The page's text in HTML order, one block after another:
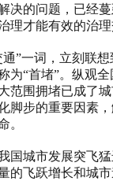
决的问题，已经
理才能有效的治理
一词，立刻联想
为“首堵”。纵观
范围拥堵已成了
脚步的重要因素
。
城市发展突飞猛
的飞跃增长和城